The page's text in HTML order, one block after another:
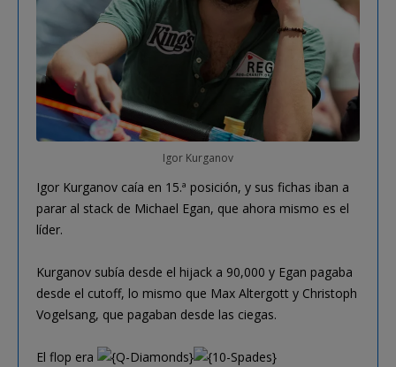
Igor Kurganov
Igor Kurganov caía en 15.ª posición, y sus fichas iban a
parar al stack de Michael Egan, que ahora mismo es el
líder.
Kurganov subía desde el hijack a 90,000 y Egan pagaba
desde el cutoff, lo mismo que Max Altergott y Christoph
Vogelsang, que pagaban desde las ciegas.
El flop era